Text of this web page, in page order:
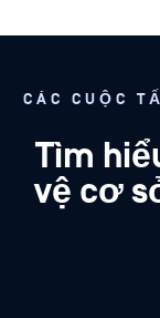
CÁC CUỘC
Tìm
vệ cơ